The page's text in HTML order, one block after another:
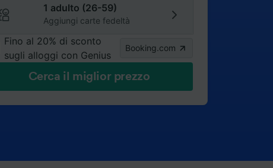
1 adulto (26-59)
Aggiungi carte fedeltà
Fino al 20% di sconto
sugli alloggi con Genius
Booking.com
Cerca il miglior prezzo